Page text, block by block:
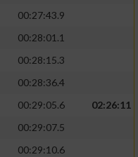
00:27:43.9
00:28:01.1
00:28:15.3
00:28:36.4
00:29:05.6
02:26:11
00:29:07.5
00:29:10.6